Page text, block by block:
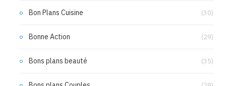
Bon Plans Cuisine (30)
Bonne Action (29)
Bons plans beauté (35)